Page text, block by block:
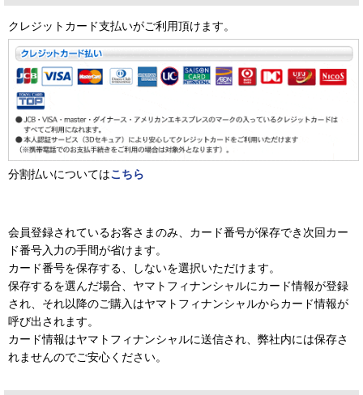
クレジットカード支払いがご利用頂けます。
分割払いについてはこちら
会員登録されているお客さまのみ、カード番号が保存でき次回カー
ド番号入力の手間が省けます。
カード番号を保存する、しないを選択いただけます。
保存するを選んだ場合、ヤマトフィナンシャルにカード情報が登録
され、それ以降のご購入はヤマトフィナンシャルからカード情報が
呼び出されます。
カード情報はヤマトフィナンシャルに送信され、弊社内には保存さ
れませんのでご安心ください。